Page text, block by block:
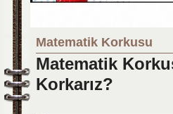
Matematik Korkusu
Matematik
Korkarız?